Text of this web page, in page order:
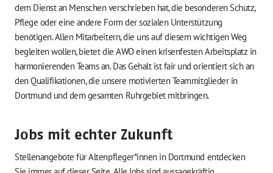
dem Dienst an Menschen verschrieben hat, die besonderen Schutz,
Pflege oder eine andere Form der sozialen Unterstützung
benötigen. Allen Mitarbeitern, die uns auf diesem wichtigen Weg
begleiten wollen, bietet die AWO einen krisenfesten Arbeitsplatz in
harmonierenden Teams an. Das Gehalt ist fair und orientiert sich an
den Qualifikationen, die unsere motivierten Teammitglieder in
Dortmund und dem gesamten Ruhrgebiet mitbringen.
Jobs mit echter Zukunft
Stellenangebote für Altenpfleger*innen in Dortmund entdecken